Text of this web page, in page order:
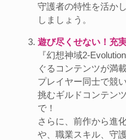
守護者の特性を活か
しましょう。
遊び尽くせない！充
『幻想神域2-
ぐるコンテンツが満載
プレイヤー同士で競
挑むギルドコンテン
で！
さらに、前作から進
や、職業スキル、守